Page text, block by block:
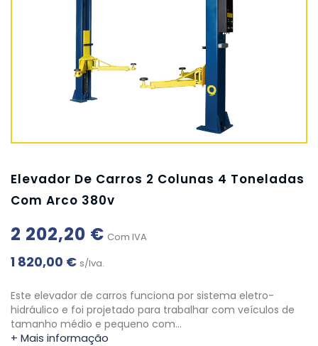
Elevador De Carros 2 Colunas 4 Toneladas
Com Arco 380v
2 202,20 € Com IVA
1 820,00 € s/Iva.
Este elevador de carros funciona por sistema eletro-
hidráulico e foi projetado para trabalhar com veículos de
tamanho médio e pequeno com…
+ Mais informação